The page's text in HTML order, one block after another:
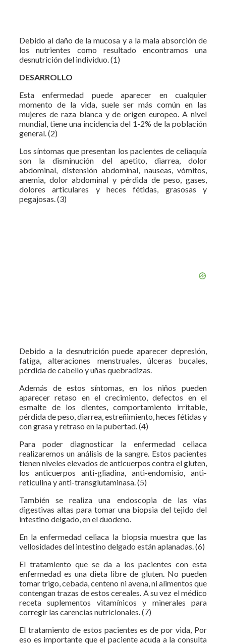
Debido al daño de la mucosa y a la mala absorción de
los nutrientes como resultado encontramos una
desnutrición del individuo. (1)
DESARROLLO
Esta enfermedad puede aparecer en cualquier
momento de la vida, suele ser más común en las
mujeres de raza blanca y de origen europeo. A nivel
mundial, tiene una incidencia del 1-2% de la población
general. (2)
Los síntomas que presentan los pacientes de celiaquía
son la disminución del apetito, diarrea, dolor
abdominal, distensión abdominal, nauseas, vómitos,
anemia, dolor abdominal y pérdida de peso, gases,
dolores articulares y heces fétidas, grasosas y
pegajosas. (3)
Debido a la desnutrición puede aparecer depresión,
fatiga, alteraciones menstruales, úlceras bucales,
pérdida de cabello y uñas quebradizas.
Además de estos síntomas, en los niños pueden
aparecer retaso en el crecimiento, defectos en el
esmalte de los dientes, comportamiento irritable,
pérdida de peso, diarrea, estreñimiento, heces fétidas y
con grasa y retraso en la pubertad. (4)
Para poder diagnosticar la enfermedad celiaca
realizaremos un análisis de la sangre. Estos pacientes
tienen niveles elevados de anticuerpos contra el gluten,
los anticuerpos anti-gliadina, anti-endomisio, anti-
reticulina y anti-transglutaminasa. (5)
También se realiza una endoscopia de las vías
digestivas altas para tomar una biopsia del tejido del
intestino delgado, en el duodeno.
En la enfermedad celiaca la biopsia muestra que las
vellosidades del intestino delgado están aplanadas. (6)
El tratamiento que se da a los pacientes con esta
enfermedad es una dieta libre de gluten. No pueden
tomar trigo, cebada, centeno ni avena, ni alimentos que
contengan trazas de estos cereales. A su vez el médico
receta suplementos vitamínicos y minerales para
corregir las carencias nutricionales. (7)
El tratamiento de estos pacientes es de por vida, Por
eso es importante que el paciente acuda a la consulta